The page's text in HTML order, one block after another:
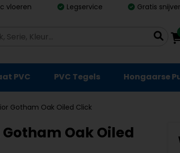
vloeren Legservice Gratis
PVC PVC Tegels Hongaarse
Gotham Oak Oiled Click
Oak Oiled